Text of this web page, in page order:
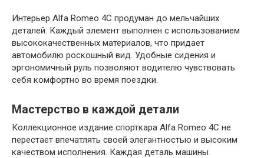
Интерьер Alfa Romeo 4C продуман до мельчайших
деталей. Каждый элемент выполнен с использованием
высококачественных материалов, что придает
автомобилю роскошный вид. Удобные сидения и
эргономичный руль позволяют водителю чувствовать
себя комфортно во время поездки.
Мастерство в каждой детали
Коллекционное издание спорткара Alfa Romeo 4C не
перестает впечатлять своей элегантностью и высоким
качеством исполнения. Каждая деталь машины